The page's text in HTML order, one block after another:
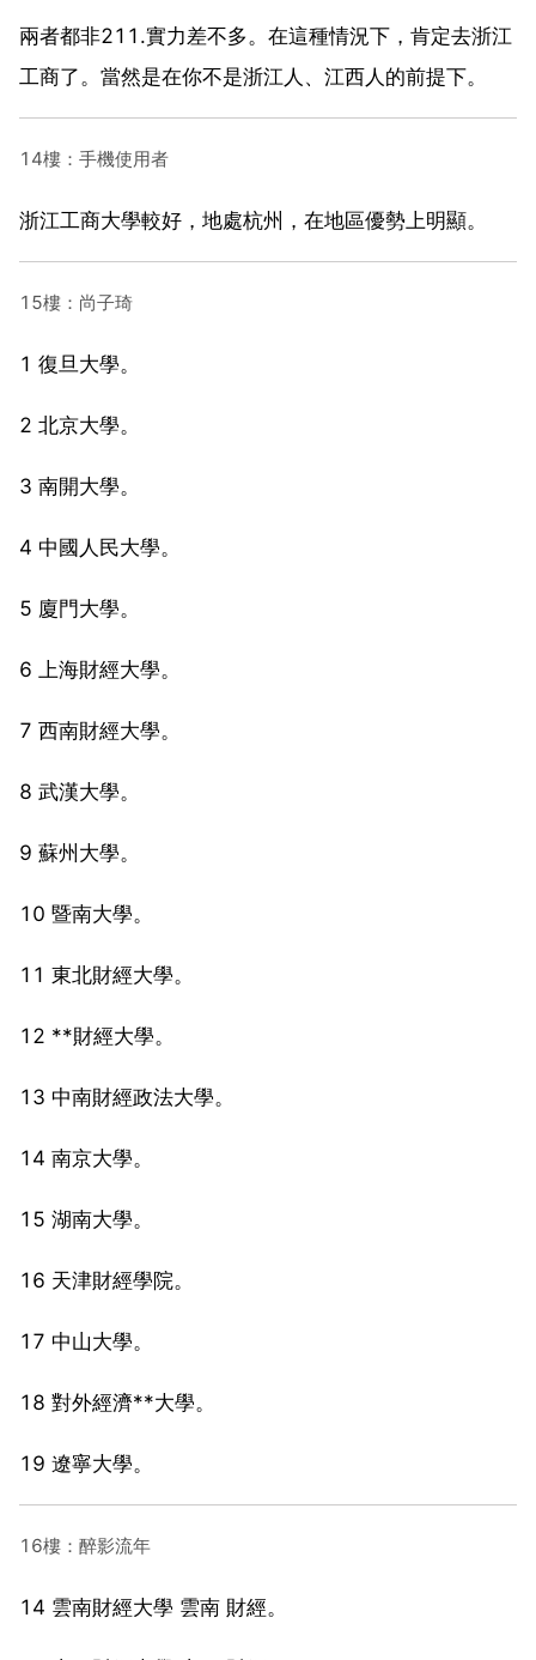
兩者都非211.實力差不多。在這種情況下，肯定去浙江
工商了。當然是在你不是浙江人、江西人的前提下。
14樓：手機使用者
浙江工商大學較好，地處杭州，在地區優勢上明顯。
15樓：尚子琦
1 復旦大學。
2 北京大學。
3 南開大學。
4 中國人民大學。
5 廈門大學。
6 上海財經大學。
7 西南財經大學。
8 武漢大學。
9 蘇州大學。
10 暨南大學。
11 東北財經大學。
12 **財經大學。
13 中南財經政法大學。
14 南京大學。
15 湖南大學。
16 天津財經學院。
17 中山大學。
18 對外經濟**大學。
19 遼寧大學。
16樓：醉影流年
14 雲南財經大學 雲南 財經。